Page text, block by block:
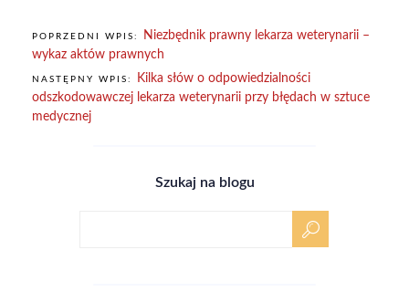
POPRZEDNI WPIS:
Niezbędnik prawny lekarza weterynarii –
wykaz aktów prawnych
NASTĘPNY WPIS:
Kilka słów o odpowiedzialności
odszkodowawczej lekarza weterynarii przy błędach w sztuce
medycznej
Szukaj na blogu